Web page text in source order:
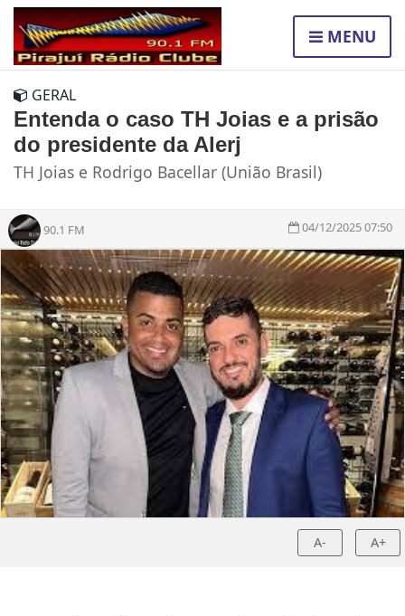
MENU
GERAL
Entenda o caso TH Joias e a prisão
do presidente da Alerj
TH Joias e Rodrigo Bacellar (União Brasil)
90.1 FM 04/12/2025 07:50
A- A+